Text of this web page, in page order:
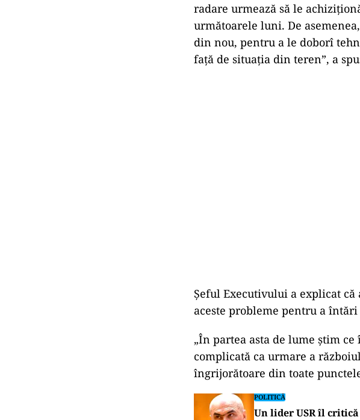
radare urmează să le
următoarele luni. De
din nou, pentru a le doborî
față de situația din teren”, a
Șeful Executivului a explicat
aceste probleme pentru a
„În partea asta de lume știm
complicată ca urmare a
îngrijorătoare din toate
POLITICĂ
Un lider USR îl